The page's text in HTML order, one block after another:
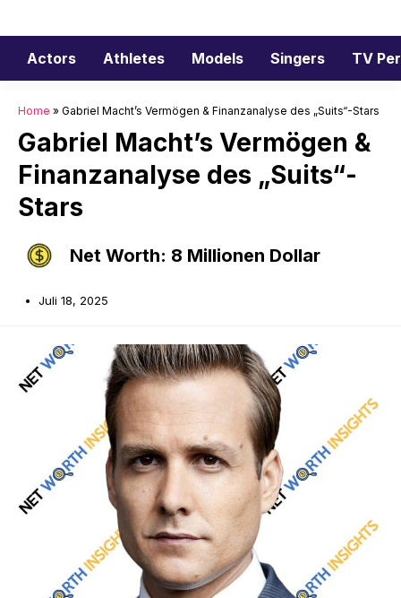
Inhalt
springen
Actors Athletes Models Singers TV
Home » Gabriel Macht’s Vermögen & Finanzanalyse des „Suits“-Stars
Gabriel Macht’s Vermögen &
Finanzanalyse des „Suits“-
Stars
Net Worth: 8 Millionen Dollar
Juli 18, 2025